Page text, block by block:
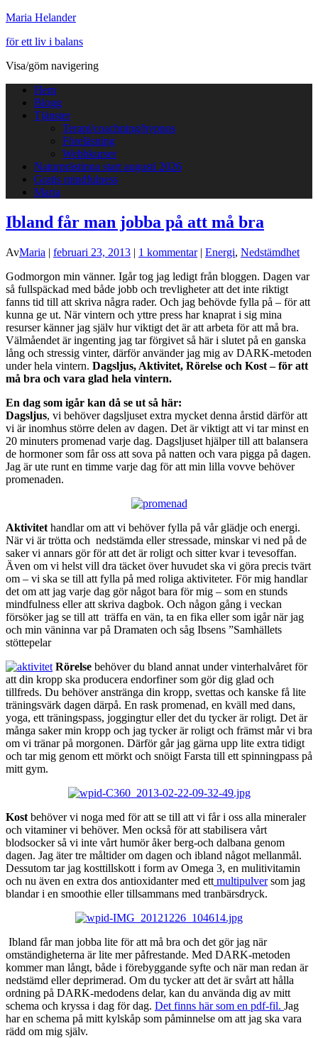
Maria Helander
för ett liv i balans
Visa/göm navigering
Hem
Blogg
Tjänster
Terapi/coachning/hypnos
Föreläsning
Webbkurser
Naturprästinna start augusti 2026
Gratis mindfulness
Maria
Ibland får man jobba på att må bra
AvMaria | februari 23, 2013 | 1 kommentar| Energi, Nedstämdhet
Godmorgon min vänner. Igår tog jag ledigt från bloggen. Dagen var
så fullspäckad med både jobb och trevligheter att det inte riktigt
fanns tid till att skriva några rader. Och jag behövde fylla på – för att
kunna ge ut. När vintern och yttre press har knaprat i sig mina
resurser känner jag själv hur viktigt det är att arbeta för att må bra.
Välmåendet är ingenting jag tar förgivet så här i slutet på en ganska
lång och stressig vinter, därför använder jag mig av DARK-metoden
under hela vintern. Dagsljus, Aktivitet, Rörelse och Kost – för att
må bra och vara glad hela vintern.
En dag som igår kan då se ut så här:
Dagsljus, vi behöver dagsljuset extra mycket denna årstid därför att
vi är inomhus större delen av dagen. Det är viktigt att vi tar minst en
20 minuters promenad varje dag. Dagsljuset hjälper till att balansera
de hormoner som får oss att sova på natten och vara pigga på dagen.
Jag är ute runt en timme varje dag för att min lilla vovve behöver
promenaden.
Aktivitet handlar om att vi behöver fylla på vår glädje och energi.
När vi är trötta och nedstämda eller stressade, minskar vi ned på de
saker vi annars gör för att det är roligt och sitter kvar i tevesoffan.
Även om vi helst vill dra täcket över huvudet ska vi göra precis tvärt
om – vi ska se till att fylla på med roliga aktiviteter. För mig handlar
det om att jag varje dag gör något bara för mig – som en stunds
mindfulness eller att skriva dagbok. Och någon gång i veckan
försöker jag se till att träffa en vän, ta en fika eller som igår när jag
och min väninna var på Dramaten och såg Ibsens ”Samhällets
stöttepelar
Rörelse behöver du bland annat under vinterhalvåret för
att din kropp ska producera endorfiner som gör dig glad och
tillfreds. Du behöver anstränga din kropp, svettas och kanske få lite
träningsvärk dagen därpå. En rask promenad, en kväll med dans,
yoga, ett träningspass, joggingtur eller det du tycker är roligt. Det är
många saker min kropp och jag tycker är roligt och främst mår vi bra
om vi tränar på morgonen. Därför går jag gärna upp lite extra tidigt
och tar mig genom ett mörkt och snöigt Farsta till ett spinningpass på
mitt gym.
Kost behöver vi noga med för att se till att vi får i oss alla mineraler
och vitaminer vi behöver. Men också för att stabilisera vårt
blodsocker så vi inte vårt humör åker berg-och dalbana genom
dagen. Jag äter tre måltider om dagen och ibland något mellanmål.
Dessutom tar jag kosttillskott i form av Omega 3, en mulitivitamin
och nu även en extra dos antioxidanter med ett multipulversom jag
blandar i en smoothie eller tillsammans med tranbärsdryck.
Ibland får man jobba lite för att må bra och det gör jag när
omständigheterna är lite mer påfrestande. Med DARK-metoden
kommer man långt, både i förebyggande syfte och när man redan är
nedstämd eller deprimerad. Om du tycker att det är svårt att hålla
ordning på DARK-medodens delar, kan du använda dig av mitt
schema och kryssa i dag för dag. Det finns här som en pdf-fil. Jag
har en schema på mitt kylskåp som påminnelse om att jag ska vara
rädd om mig själv.